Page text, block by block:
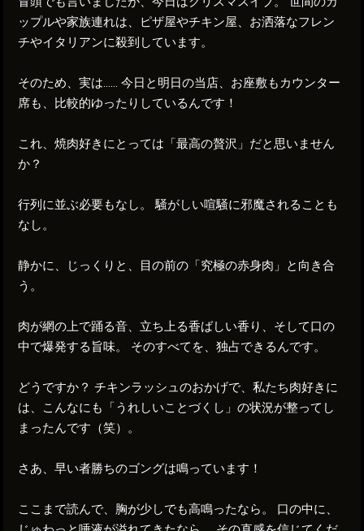
ップルや家族連れは、ピザ屋やチキン屋、お洒落なフレン
チやイタリアンに殺到しています。
そのため、実は…… 今日と明日の当店、お座敷もカウンター
席も、比較的ゆったりしているんです！
これ、焼肉好きにとっては「最高の贅沢」だと思いません
か？
行列に並ぶ必要もなし。 騒がしい喧騒に邪魔されることも
なし。
静かに、じっくりと、目の前の「究極の赤身肉」と向き合
う。
肉が網の上で踊る音、立ち上る香ばしい香り、そして口の
中で爆発する旨味。 そのすべてを、独占できるんです。
どうですか？ チキンラッシュのおかげで、私たち肉好きに
は、こんなにも「うれしいことづくし」の状況が整ってし
まったんです（笑）。
さあ、早い者勝ちのゴングは鳴っています！
ここまで読んで、胸が少しでも高鳴ったなら。 口の中に、